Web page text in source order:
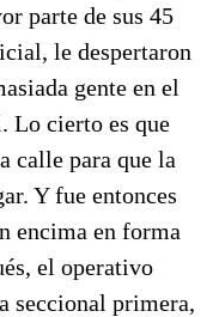
parte de sus 45
le despertaron
gente en el
Lo cierto es que
calle para que la
Y fue entonces
encima en forma
el operativo
seccional primera,